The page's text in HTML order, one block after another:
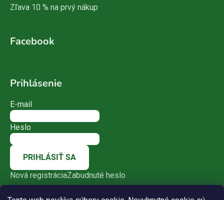
Zľava 10 % na prvý nákup
Facebook
Prihlásenie
E-mail
Heslo
PRIHLÁSIŤ SA
Nová registráciaZabudnuté heslo